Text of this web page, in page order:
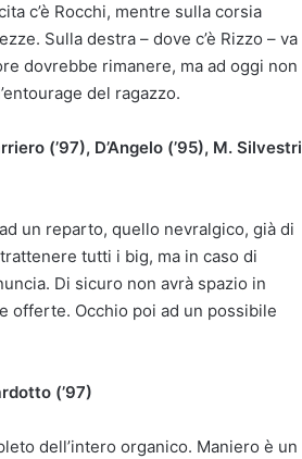
c’è Rocchi, mentre sulla corsia
Sulla destra – dove c’è Rizzo – va
dovrebbe rimanere, ma ad oggi non
del ragazzo.
(’97), D’Angelo (’95), M. Silvestri
un reparto, quello nevralgico, già di
tutti i big, ma in caso di
Di sicuro non avrà spazio in
offerte. Occhio poi ad un possibile
(’97)
dell’intero organico. Maniero è un